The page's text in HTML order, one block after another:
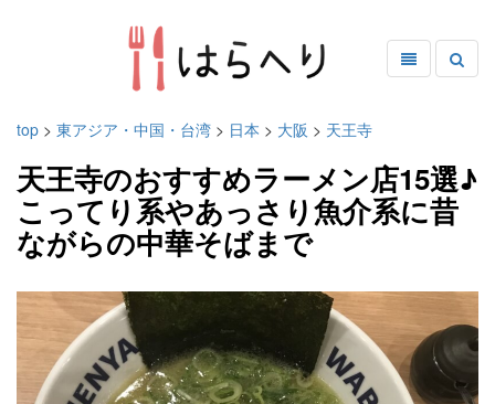
top > 東アジア・中国・台湾 > 日本 > 大阪 > 天王寺
天王寺のおすすめラーメン店15選♪
こってり系やあっさり魚介系に昔
ながらの中華そばまで